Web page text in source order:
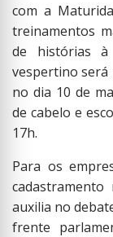
com a
treinamentos
de histórias
vespertino será
no dia 10 de
de cabelo e
17h.
Para os
auxilia no
frente